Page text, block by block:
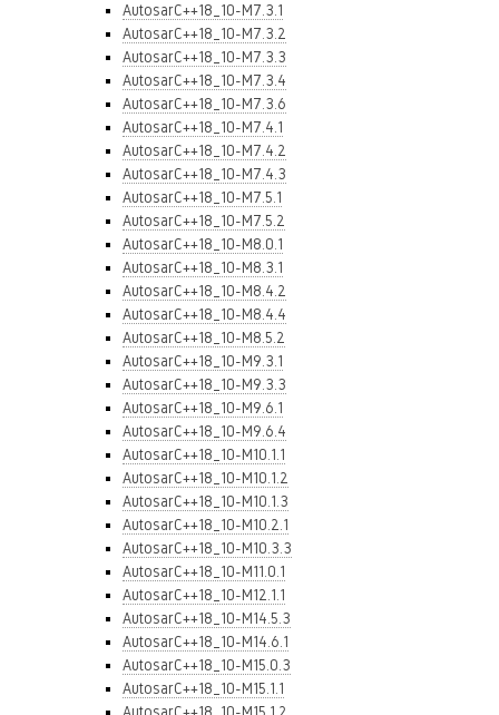
AutosarC++18_10-M7.3.1
AutosarC++18_10-M7.3.2
AutosarC++18_10-M7.3.3
AutosarC++18_10-M7.3.4
AutosarC++18_10-M7.3.6
AutosarC++18_10-M7.4.1
AutosarC++18_10-M7.4.2
AutosarC++18_10-M7.4.3
AutosarC++18_10-M7.5.1
AutosarC++18_10-M7.5.2
AutosarC++18_10-M8.0.1
AutosarC++18_10-M8.3.1
AutosarC++18_10-M8.4.2
AutosarC++18_10-M8.4.4
AutosarC++18_10-M8.5.2
AutosarC++18_10-M9.3.1
AutosarC++18_10-M9.3.3
AutosarC++18_10-M9.6.1
AutosarC++18_10-M9.6.4
AutosarC++18_10-M10.1.1
AutosarC++18_10-M10.1.2
AutosarC++18_10-M10.1.3
AutosarC++18_10-M10.2.1
AutosarC++18_10-M10.3.3
AutosarC++18_10-M11.0.1
AutosarC++18_10-M12.1.1
AutosarC++18_10-M14.5.3
AutosarC++18_10-M14.6.1
AutosarC++18_10-M15.0.3
AutosarC++18_10-M15.1.1